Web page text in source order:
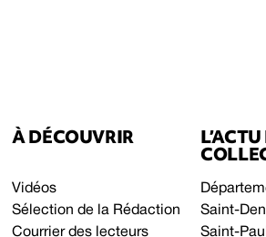
À DÉCOUVRIR
Vidéos
Sélection de la Rédaction
Courrier des lecteurs
Saint-
Saint-Paul